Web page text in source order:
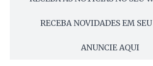
RECEBA NOVIDADES EM
ANUNCIE AQUI